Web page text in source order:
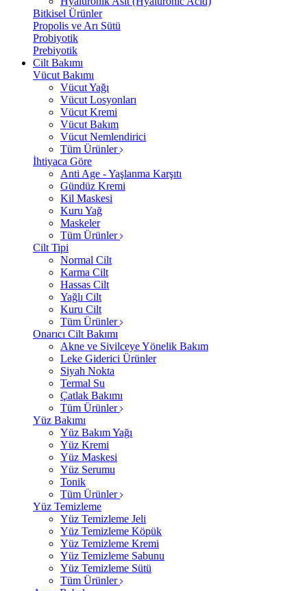
Bitkisel Ürünler
Propolis ve Arı Sütü
Probiyotik
Prebiyotik
Cilt Bakımı
Vücut Bakımı
Vücut Yağı
Vücut Losyonları
Vücut Kremi
Vücut Bakım
Vücut Nemlendirici
Tüm Ürünler
İhtiyaca Göre
Anti Age - Yaşlanma Karşıtı
Gündüz Kremi
Kil Maskesi
Kuru Yağ
Maskeler
Tüm Ürünler
Cilt Tipi
Normal Cilt
Karma Cilt
Hassas Cilt
Yağlı Cilt
Kuru Cilt
Tüm Ürünler
Onarıcı Cilt Bakımı
Akne ve Sivilceye Yönelik Bakım
Leke Giderici Ürünler
Siyah Nokta
Termal Su
Çatlak Bakımı
Tüm Ürünler
Yüz Bakımı
Yüz Bakım Yağı
Yüz Kremi
Yüz Maskesi
Yüz Serumu
Tonik
Tüm Ürünler
Yüz Temizleme
Yüz Temizleme Jeli
Yüz Temizleme Köpük
Yüz Temizleme Kremi
Yüz Temizleme Sabunu
Yüz Temizleme Sütü
Tüm Ürünler